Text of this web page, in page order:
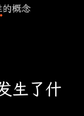
的概念
生了什